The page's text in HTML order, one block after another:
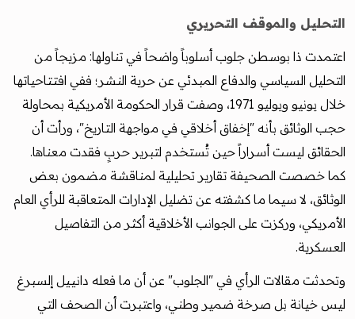
التحليل والموقف التحريري
اعتمدت ذا بوسطن جلوب أسلوباً واضحاً في تناولها: مزيجاً من
التحليل السياسي والدفاع المبدئي عن حرية النشر؛ ففي افتتاحياتها
خلال يونيو ويوليو 1971، وصفت قرار الحكومة الأمريكية بمحاولة
حجب الوثائق بأنه "إخفاق أخلاقي في مواجهة التاريخ"، ورأت أن
الحقائق ليست أسراراً حين تُستخدم لتبرير حربٍ فقدت معناها.
كما خصصت الصحيفة تقارير تحليلية لمناقشة مضمون بعض
الوثائق، لا سيما ما كشفته عن تضليل الإدارات المتعاقبة للرأي العام
الأمريكي، وركزت على الجوانب الأخلاقية أكثر من التفاصيل
العسكرية.
وتحدثت مقالات الرأي في "الجلوب" عن أن ما فعله دانييل إلسبرغ
ليس خيانة بل صرخة ضمير وطني، واعتبرت أن الصحف التي